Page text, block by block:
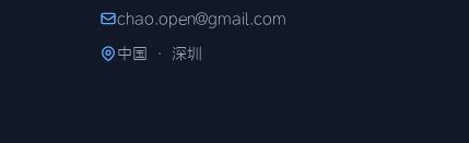
chao.open@gmail.com
中国 · 深圳